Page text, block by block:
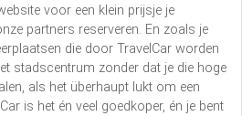
voor een klein prijsje je
partners reserveren. En zoals je
die door TravelCar worden
stadscentrum zonder dat je die hoge
als het überhaupt lukt om een
is het én veel goedkoper, én je bent